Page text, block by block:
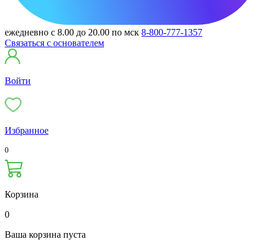
ежедневно с 8.00 до 20.00 по мск 8-800-777-1357
Связаться с основателем
Войти
Избранное
0
Корзина
0
Ваша корзина пуста